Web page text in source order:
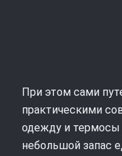
При этом сами
практическими
одежду и термосы
небольшой запас